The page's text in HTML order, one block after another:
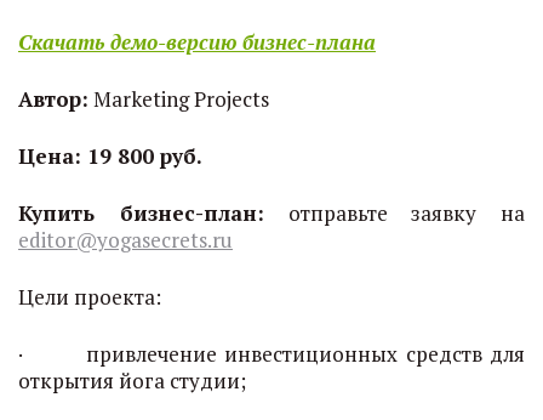
Скачать демо-версию бизнес-плана
Автор: Marketing Projects
Цена: 19 800 руб.
Купить бизнес-план: отправьте заявку на
editor@yogasecrets.ru
Цели проекта:
· привлечение инвестиционных средств для
открытия йога студии;